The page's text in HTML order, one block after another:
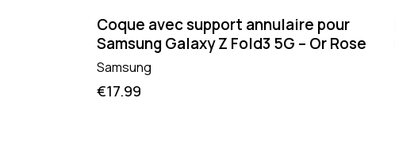
Coque avec support annulaire pour
Samsung Galaxy Z Fold3 5G – Or Rose
Samsung
€17.99